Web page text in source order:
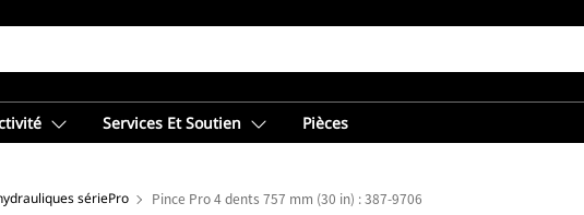
Services Et Soutien Pièces
sériePro Pince Pro 4 dents 757 mm (30 in) : 387-9706